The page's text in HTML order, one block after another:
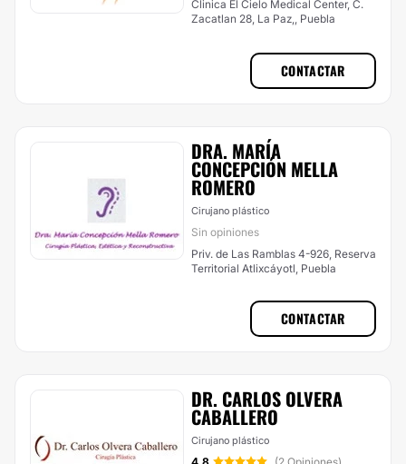
Clinica El Cielo Medical Center, C.
Zacatlan 28, La Paz,, Puebla
CONTACTAR
DRA. MARÍA
CONCEPCIÓN MELLA
ROMERO
Cirujano plástico
Sin opiniones
Priv. de Las Ramblas 4-926, Reserva
Territorial Atlixcáyotl, Puebla
CONTACTAR
DR. CARLOS OLVERA
CABALLERO
Cirujano plástico